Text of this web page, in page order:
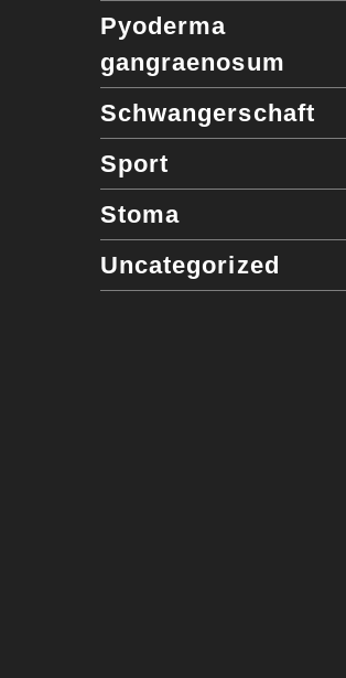
Pyoderma
gangraenosum
Schwangerschaft
Sport
Stoma
Uncategorized